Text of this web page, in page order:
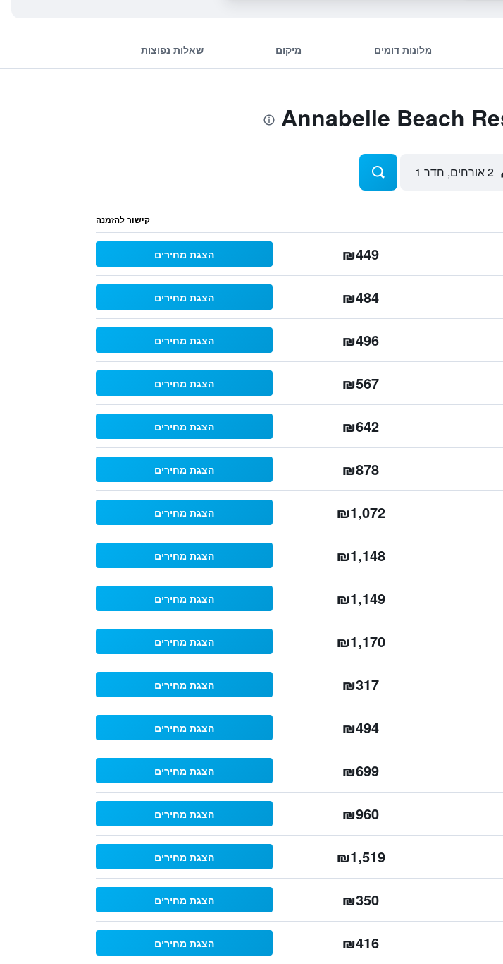
מלונות דומים מיקום שאלות נפוצות
2 אורחים, חדר 1
קישור להזמנה
₪449 הצגת מחירים
₪484 הצגת מחירים
₪496 הצגת מחירים
₪567 הצגת מחירים
₪642 הצגת מחירים
₪878 הצגת מחירים
₪1,072 הצגת מחירים
₪1,148 הצגת מחירים
₪1,149 הצגת מחירים
₪1,170 הצגת מחירים
₪317 הצגת מחירים
₪494 הצגת מחירים
₪699 הצגת מחירים
₪960 הצגת מחירים
₪1,519 הצגת מחירים
₪350 הצגת מחירים
₪416 הצגת מחירים